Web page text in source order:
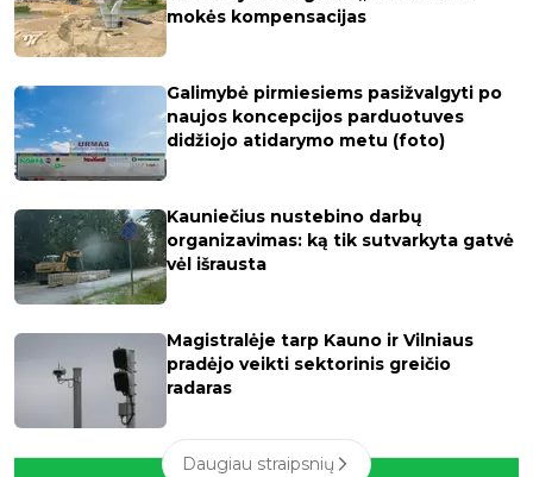
mokės kompensacijas
Galimybė pirmiesiems pasižvalgyti po
naujos koncepcijos parduotuves
didžiojo atidarymo metu (foto)
Kauniečius nustebino darbų
organizavimas: ką tik sutvarkyta gatvė
vėl išrausta
Magistralėje tarp Kauno ir Vilniaus
pradėjo veikti sektorinis greičio
radaras
Daugiau straipsnių